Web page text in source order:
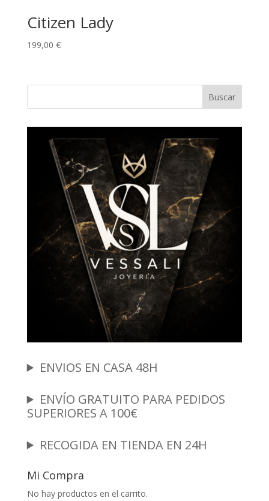
Citizen Lady
199,00 €
Buscar
ENVIOS EN CASA 48H
ENVÍO GRATUITO PARA PEDIDOS
SUPERIORES A 100€
RECOGIDA EN TIENDA EN 24H
Mi Compra
No hay productos en el carrito.